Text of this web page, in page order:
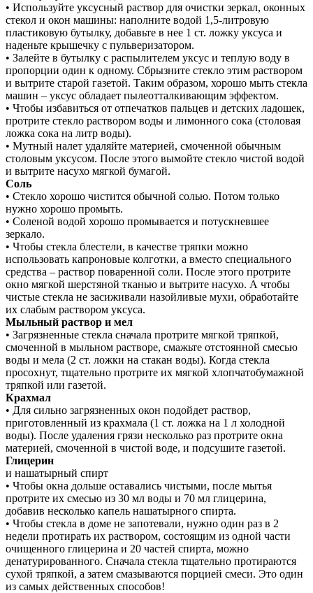
• Используйте уксусный раствор для очистки зеркал, оконных
стекол и окон машины: наполните водой 1,5-литровую
пластиковую бутылку, добавьте в нее 1 ст. ложку уксуса и
наденьте крышечку с пульверизатором.
• Залейте в бутылку с распылителем уксус и теплую воду в
пропорции один к одному. Сбрызните стекло этим раствором
и вытрите старой газетой. Таким образом, хорошо мыть стекла
машин – уксус обладает пылеотталкивающим эффектом.
• Чтобы избавиться от отпечатков пальцев и детских ладошек,
протрите стекло раствором воды и лимонного сока (столовая
ложка сока на литр воды).
• Мутный налет удаляйте материей, смоченной обычным
столовым уксусом. После этого вымойте стекло чистой водой
и вытрите насухо мягкой бумагой.
Соль
• Стекло хорошо чистится обычной солью. Потом только
нужно хорошо промыть.
• Соленой водой хорошо промывается и потускневшее
зеркало.
• Чтобы стекла блестели, в качестве тряпки можно
использовать капроновые колготки, а вместо специального
средства – раствор поваренной соли. После этого протрите
окно мягкой шерстяной тканью и вытрите насухо. А чтобы
чистые стекла не засиживали назойливые мухи, обработайте
их слабым раствором уксуса.
Мыльный раствор и мел
• Загрязненные стекла сначала протрите мягкой тряпкой,
смоченной в мыльном растворе, смажьте отстоянной смесью
воды и мела (2 ст. ложки на стакан воды). Когда стекла
просохнут, тщательно протрите их мягкой хлопчатобумажной
тряпкой или газетой.
Крахмал
• Для сильно загрязненных окон подойдет раствор,
приготовленный из крахмала (1 ст. ложка на 1 л холодной
воды). После удаления грязи несколько раз протрите окна
материей, смоченной в чистой воде, и подсушите газетой.
Глицерин
и нашатырный спирт
• Чтобы окна дольше оставались чистыми, после мытья
протрите их смесью из 30 мл воды и 70 мл глицерина,
добавив несколько капель нашатырного спирта.
• Чтобы стекла в доме не запотевали, нужно один раз в 2
недели протирать их раствором, состоящим из одной части
очищенного глицерина и 20 частей спирта, можно
денатурированного. Сначала стекла тщательно протираются
сухой тряпкой, а затем смазываются порцией смеси. Это один
из самых действенных способов!